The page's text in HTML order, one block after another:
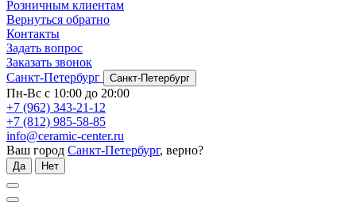
Розничным клиентам
Вернуться обратно
Контакты
Задать вопрос
Заказать звонок
Санкт-Петербург
Санкт-Петербург
Пн-Вс с 10:00 до 20:00
+7 (962) 343-21-12
+7 (812) 985-58-85
info@ceramic-center.ru
Ваш город Санкт-Петербург, верно?
Да Нет